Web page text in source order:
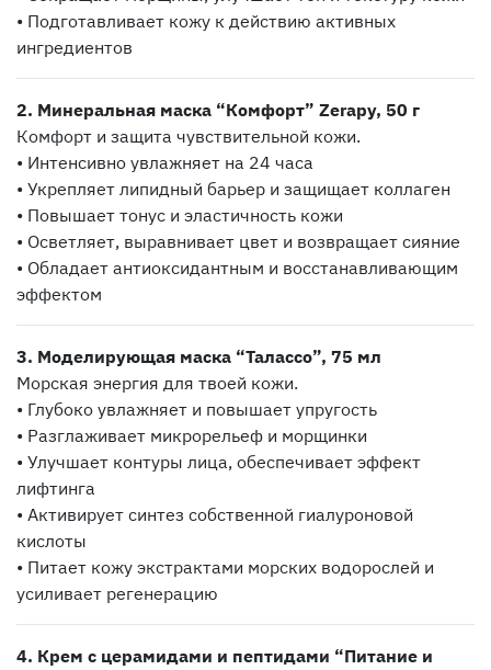
• Подготавливает кожу к действию активных
ингредиентов
2. Минеральная маска “Комфорт” Zerapy, 50 г
Комфорт и защита чувствительной кожи.
• Интенсивно увлажняет на 24 часа
• Укрепляет липидный барьер и защищает коллаген
• Повышает тонус и эластичность кожи
• Осветляет, выравнивает цвет и возвращает сияние
• Обладает антиоксидантным и восстанавливающим
эффектом
3. Моделирующая маска “Талассо”, 75 мл
Морская энергия для твоей кожи.
• Глубоко увлажняет и повышает упругость
• Разглаживает микрорельеф и морщинки
• Улучшает контуры лица, обеспечивает эффект
лифтинга
• Активирует синтез собственной гиалуроновой
кислоты
• Питает кожу экстрактами морских водорослей и
усиливает регенерацию
4. Крем с церамидами и пептидами “Питание и